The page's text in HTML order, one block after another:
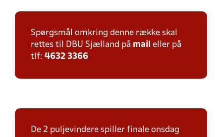
Spørgsmål omkring denne række skal
rettes til DBU Sjælland på mail eller på
tlf: 4632 3366
De 2 puljevindere spiller finale onsdag